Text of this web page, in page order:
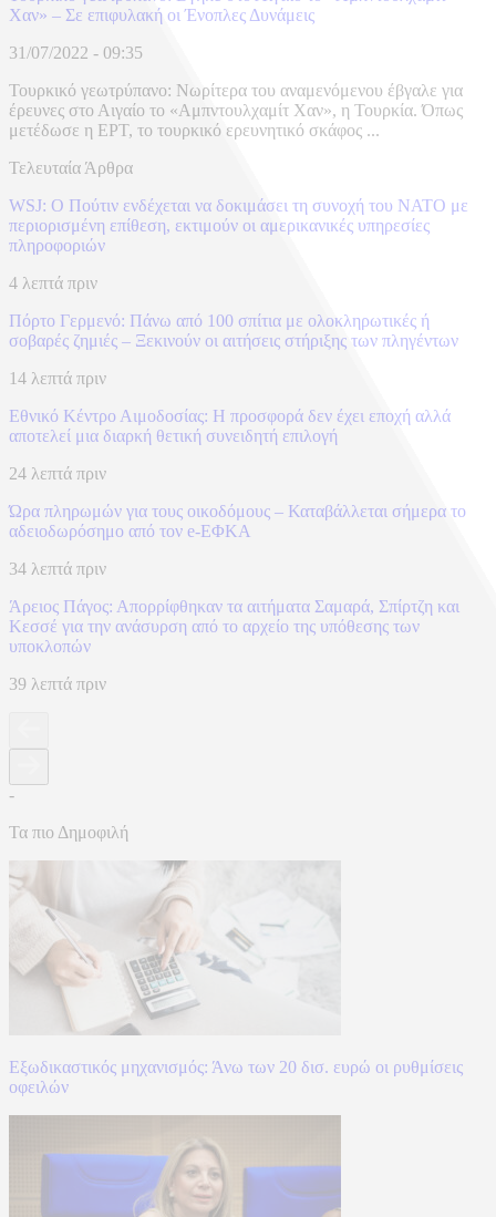
Χαν» – Σε επιφυλακή οι Ένοπλες Δυνάμεις
31/07/2022 - 09:35
Τουρκικό γεωτρύπανο: Νωρίτερα του αναμενόμενου έβγαλε για
έρευνες στο Αιγαίο το «Αμπντουλχαμίτ Χαν», η Τουρκία. Όπως
μετέδωσε η ΕΡΤ, το τουρκικό ερευνητικό σκάφος ...
Τελευταία Άρθρα
WSJ: Ο Πούτιν ενδέχεται να δοκιμάσει τη συνοχή του ΝΑΤΟ με
περιορισμένη επίθεση, εκτιμούν οι αμερικανικές υπηρεσίες
πληροφοριών
4 λεπτά πριν
Πόρτο Γερμενό: Πάνω από 100 σπίτια με ολοκληρωτικές ή
σοβαρές ζημιές – Ξεκινούν οι αιτήσεις στήριξης των πληγέντων
14 λεπτά πριν
Εθνικό Κέντρο Αιμοδοσίας: H προσφορά δεν έχει εποχή αλλά
αποτελεί μια διαρκή θετική συνειδητή επιλογή
24 λεπτά πριν
Ώρα πληρωμών για τους οικοδόμους – Καταβάλλεται σήμερα το
αδειοδωρόσημο από τον e-ΕΦΚΑ
34 λεπτά πριν
Άρειος Πάγος: Απορρίφθηκαν τα αιτήματα Σαμαρά, Σπίρτζη και
Κεσσέ για την ανάσυρση από το αρχείο της υπόθεσης των
υποκλοπών
39 λεπτά πριν
-
Τα πιο Δημοφιλή
Εξωδικαστικός μηχανισμός: Άνω των 20 δισ. ευρώ οι ρυθμίσεις
οφειλών